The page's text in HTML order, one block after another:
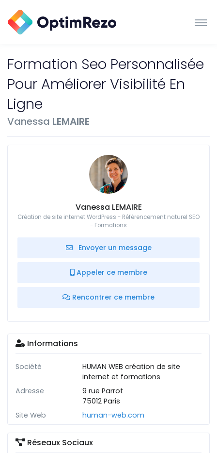
Formation Seo Personnalisée
Pour Améliorer Visibilité En
Ligne
Vanessa LEMAIRE
Vanessa LEMAIRE
Création de site internet WordPress - Référencement naturel SEO
- Formations
Envoyer un message
Appeler ce membre
Rencontrer ce membre
Informations
Société
HUMAN WEB création de site
internet et formations
Adresse
9 rue Parrot
75012 Paris
Site Web
human-web.com
Réseaux Sociaux